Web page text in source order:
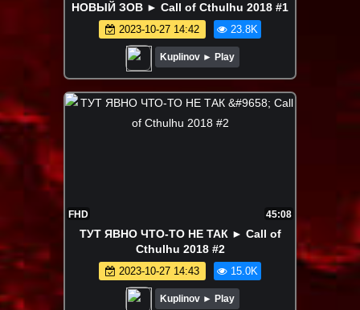
НОВЫЙ ЗОВ ► Call of Cthulhu 2018 #1
2023-10-27 14:42 23.8K
Kuplinov ► Play
FHD 45:08
ТУТ ЯВНО ЧТО-ТО НЕ ТАК ► Call of
Cthulhu 2018 #2
2023-10-27 14:43 15.0K
Kuplinov ► Play